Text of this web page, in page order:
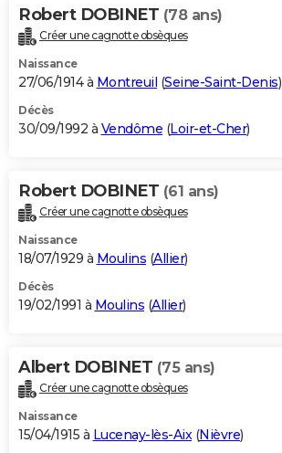
Robert DOBINET (78 ans)
Créer une cagnotte obsèques
Naissance
27/06/1914 à Montreuil (Seine-Saint-Denis)
Décès
30/09/1992 à Vendôme (Loir-et-Cher)
Robert DOBINET (61 ans)
Créer une cagnotte obsèques
Naissance
18/07/1929 à Moulins (Allier)
Décès
19/02/1991 à Moulins (Allier)
Albert DOBINET (75 ans)
Créer une cagnotte obsèques
Naissance
15/04/1915 à Lucenay-lès-Aix(Nièvre)